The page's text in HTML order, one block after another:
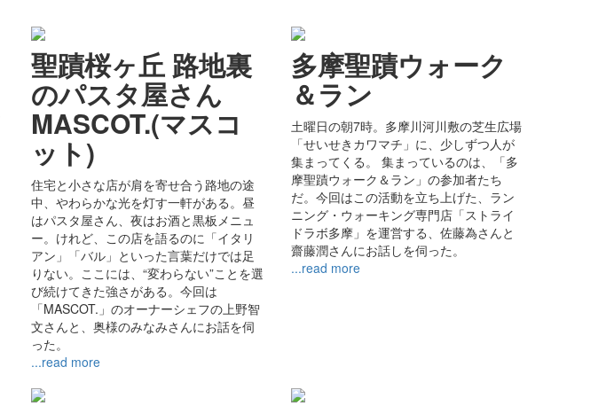
聖蹟桜ヶ丘 路地裏
のパスタ屋さん
MASCOT.(マスコ
ット)
住宅と小さな店が肩を寄せ合う路地の途
中、やわらかな光を灯す一軒がある。昼
はパスタ屋さん、夜はお酒と黒板メニュ
ー。けれど、この店を語るのに「イタリ
アン」「バル」といった言葉だけでは足
りない。ここには、“変わらない”ことを選
び続けてきた強さがある。今回は
「MASCOT.」のオーナーシェフの上野智
文さんと、奥様のみなみさんにお話を伺
った。
...read more
多摩聖蹟ウォーク
＆ラン
土曜日の朝7時。多摩川河川敷の芝生広場
「せいせきカワマチ」に、少しずつ人が
集まってくる。 集まっているのは、「多
摩聖蹟ウォーク＆ラン」の参加者たち
だ。今回はこの活動を立ち上げた、ラン
ニング・ウォーキング専門店「ストライ
ドラボ多摩」を運営する、佐藤為さんと
齋藤潤さんにお話しを伺った。
...read more